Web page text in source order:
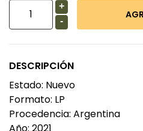
+
-
DESCRIPCIÓN
Estado: Nuevo
Formato: LP
Procedencia: Argentina